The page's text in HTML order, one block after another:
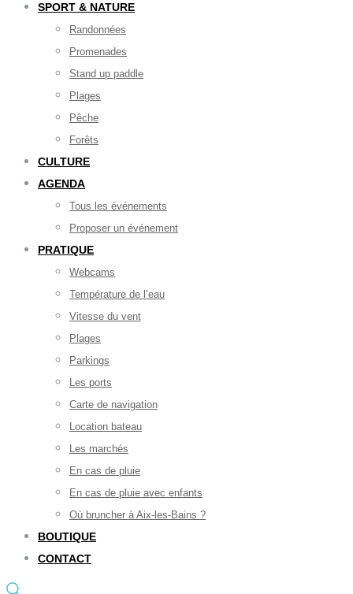
SPORT & NATURE
Randonnées
Promenades
Stand up paddle
Plages
Pêche
Forêts
CULTURE
AGENDA
Tous les événements
Proposer un événement
PRATIQUE
Webcams
Température de l’eau
Vitesse du vent
Plages
Parkings
Les ports
Carte de navigation
Location bateau
Les marchés
En cas de pluie
En cas de pluie avec enfants
Où bruncher à Aix-les-Bains ?
BOUTIQUE
CONTACT